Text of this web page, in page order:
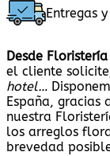
Entregas
Desde
el cliente
hotel…
España, gracias
nuestra
los arreglos
brevedad